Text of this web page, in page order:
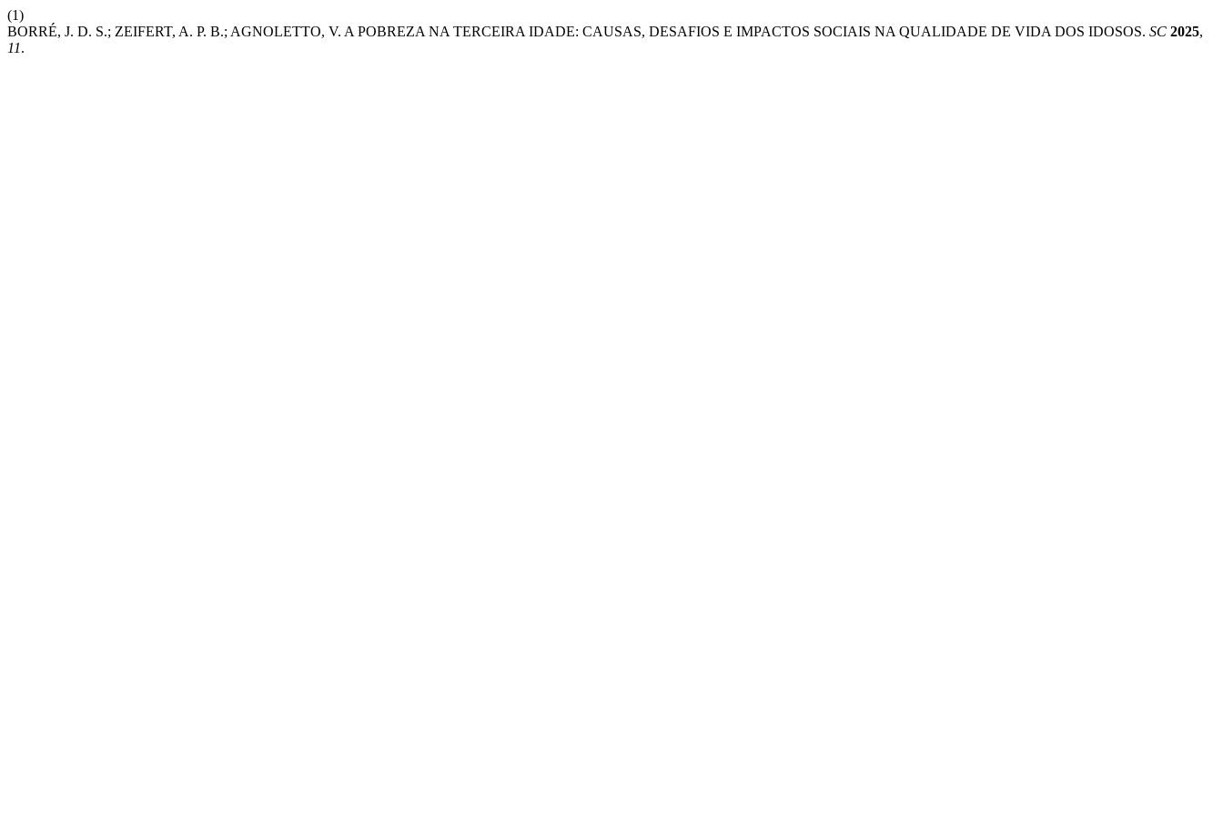
(1)
BORRÉ, J. D. S.; ZEIFERT, A. P. B.; AGNOLETTO, V. A POBREZA NA TERCEIRA IDADE: CAUSAS, DESAFIOS E IMPACTOS SOCIAIS NA QUALIDADE DE VIDA DOS IDOSOS. SC 2025,
11.